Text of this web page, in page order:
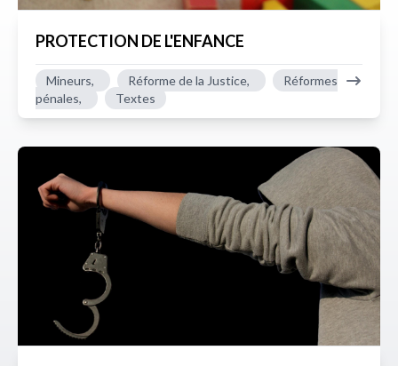
PROTECTION DE L'ENFANCE
Mineurs, Réforme de la Justice,
Réformes
pénales,
Textes